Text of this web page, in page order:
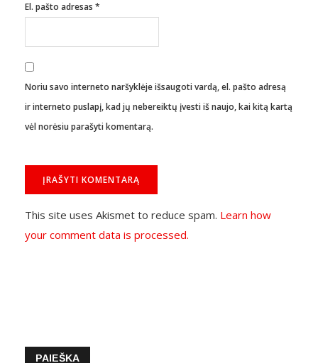
El. pašto adresas *
Noriu savo interneto naršyklėje išsaugoti vardą, el. pašto adresą
ir interneto puslapį, kad jų nebereiktų įvesti iš naujo, kai kitą kartą
vėl norėsiu parašyti komentarą.
This site uses Akismet to reduce spam. Learn how
your comment data is processed.
PAIEŠKA